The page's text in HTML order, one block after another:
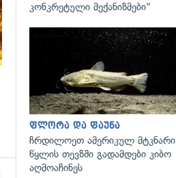
კონკრეტული მექანიზმები"
ფლორა და ფაუნა
ჩრდილოეთ ამერიკულ მტკნარი
წყლის თევზში გადამდები კიბო
აღმოაჩინეს